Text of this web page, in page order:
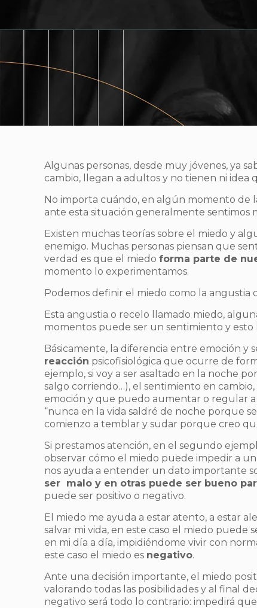
Algunas personas, desde muy jóvenes, ya
cambio, llegan a adultos y no tienen ni idea
No importa cuándo, en algún momento de
ante esta situación generalmente sentimos
Existen muchas teorías sobre el miedo y
enemigo. Muchas personas piensan que
verdad es que el miedo forma parte de
momento lo experimentamos.
Podemos definir el miedo como la angustia
Esta angustia o recelo llamado miedo,
momentos puede ser un sentimiento y esto
Básicamente, la diferencia entre emoción y
reacción psicofisiológica que ocurre de
ejemplo, si voy a ser asaltado en la noche
salgo corriendo…), el sentimiento en cambio,
emoción y que puedo aumentar o regular
“nunca en la vida saldré de noche porque
comienzo a temblar y sudar porque creo
Si prestamos atención, en el segundo
observar cómo el miedo puede impedir a
nos ayuda a entender un dato importante
ser malo y en otras puede ser bueno
puede ser positivo o negativo.
El miedo me ayuda a estar atento, a estar
salvar mi vida, en este caso el miedo puede
en mi día a día, impidiéndome vivir con
este caso el miedo es negativo.
Ante una decisión importante, el miedo
valorando todas las posibilidades y al final
negativo será todo lo contrario: impedirá